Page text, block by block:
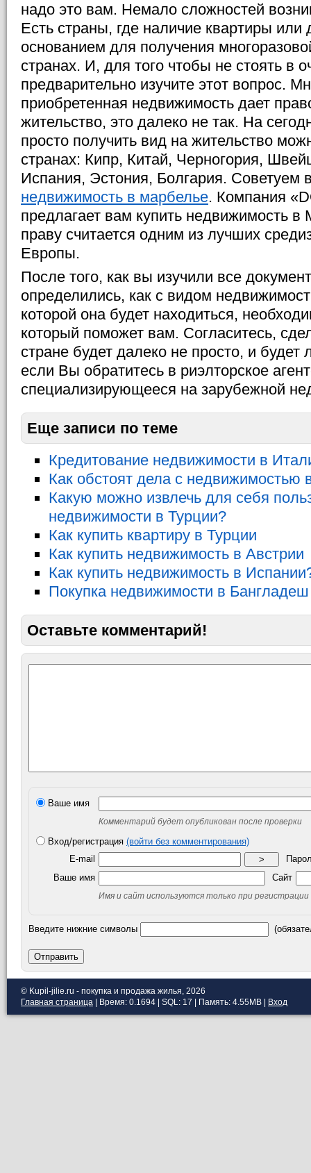
надо это вам. Немало сложностей
Есть страны, где наличие квартиры или
основанием для получения
странах. И, для того чтобы не стоять в
предварительно изучите этот вопрос.
приобретенная недвижимость дает
жительство, это далеко не так. На
просто получить вид на жительство
странах: Кипр, Китай, Черногория,
Испания, Эстония, Болгария. Советуем
недвижимость в марбелье. Компания
предлагает вам купить недвижимость в
праву считается одним из лучших
Европы.
После того, как вы изучили все
определились, как с видом
которой она будет находиться,
который поможет вам. Согласитесь,
стране будет далеко не просто, и
если Вы обратитесь в риэлторское
специализирующееся на зарубежной
Еще записи по теме
Кредитование недвижимости в
Как обстоят дела с недвижимостью
Какую можно извлечь для себя
недвижимости в Турции?
Как купить квартиру в Турции
Как купить недвижимость в Австрии
Как купить недвижимость в
Покупка недвижимости в Бангладеш
Оставьте комментарий!
Ваше имя
Комментарий будет опубликован после проверки
Вход/регистрация (войти без комментирования)
E-mail
>
Ваше имя
Сайт
Имя и сайт используются только при регистрации
Введите нижние символы
Отправить
© Kupil-jilie.ru - покупка и продажа жилья, 2026
Главная страница | Время: 0.1694 | SQL: 17 | Память: 4.55MB Вход